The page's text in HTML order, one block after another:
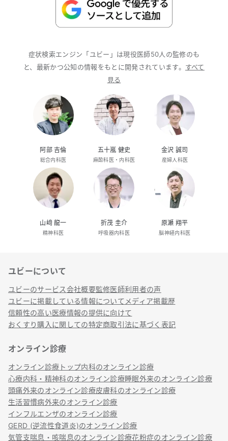
症状検索エンジン「ユビー」は現役医師50人の監修のも
と、最新かつ公知の情報をもとに開発されています。 すべて
見る
阿部 吉倫
総合内科医
五十嵐 健史
麻酔科医・内科医
金沢 誠司
産婦人科医
山﨑 龍一
精神科医
折茂 圭介
呼吸器内科医
原瀬 翔平
脳神経内科医
リンク
ユビーについて
ユビーのサービス会社概要監修医師利用者の声
ユビーに掲載している情報についてメディア掲載歴
信頼性の高い医療情報の提供に向けて
おくすり購入に関しての特定商取引法に基づく表記
オンライン診療
オンライン診療トップ内科のオンライン診療
心療内科・精神科のオンライン診療睡眠外来のオンライン診療
頭痛外来のオンライン診療皮膚科のオンライン診療
生活習慣病外来のオンライン診療
インフルエンザのオンライン診療
GERD (逆流性食道炎)のオンライン診療
気管支喘息・咳喘息のオンライン診療花粉症のオンライン診療